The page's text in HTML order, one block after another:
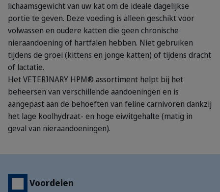
lichaamsgewicht van uw kat om de ideale dagelijkse
portie te geven. Deze voeding is alleen geschikt voor
volwassen en oudere katten die geen chronische
nieraandoening of hartfalen hebben. Niet gebruiken
tijdens de groei (kittens en jonge katten) of tijdens dracht
of lactatie.
Het VETERINARY HPM® assortiment helpt bij het
beheersen van verschillende aandoeningen en is
aangepast aan de behoeften van feline carnivoren dankzij
het lage koolhydraat- en hoge eiwitgehalte (matig in
geval van nieraandoeningen).
Voordelen